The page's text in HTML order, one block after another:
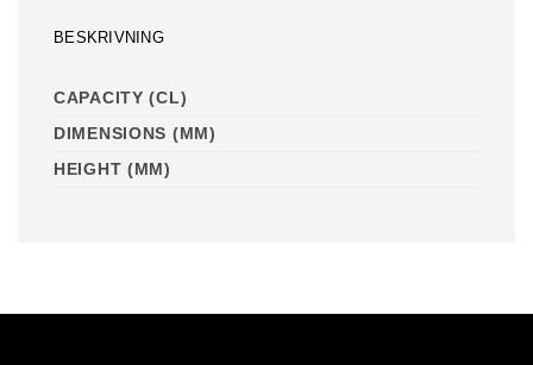
BESKRIVNING
CAPACITY (CL)
DIMENSIONS (MM)
HEIGHT (MM)